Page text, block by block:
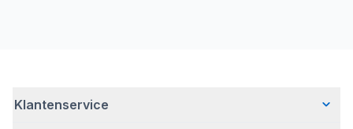
Klantenservice